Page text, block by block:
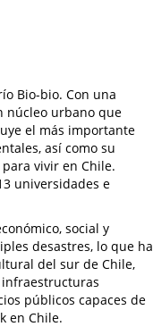
Bio-bio. Con una
núcleo urbano que
el más importante
así como su
vivir en Chile.
universidades e
social y
desastres, lo que ha
del sur de Chile,
públicos capaces de
en Chile.